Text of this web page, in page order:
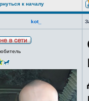
к началу
kot_